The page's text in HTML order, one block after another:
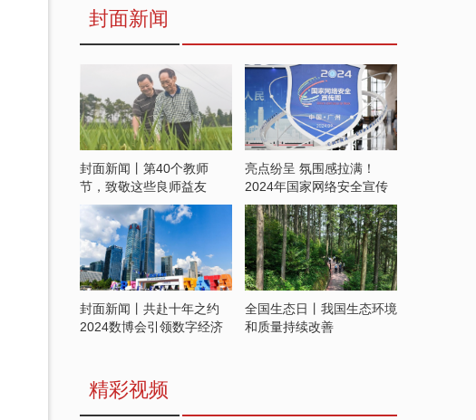
封面新闻
封面新闻丨第40个教师
节，致敬这些良师益友
亮点纷呈 氛围感拉满！
2024年国家网络安全宣传
周开启
封面新闻丨共赴十年之约
2024数博会引领数字经济
全国生态日丨我国生态环境
和质量持续改善
精彩视频